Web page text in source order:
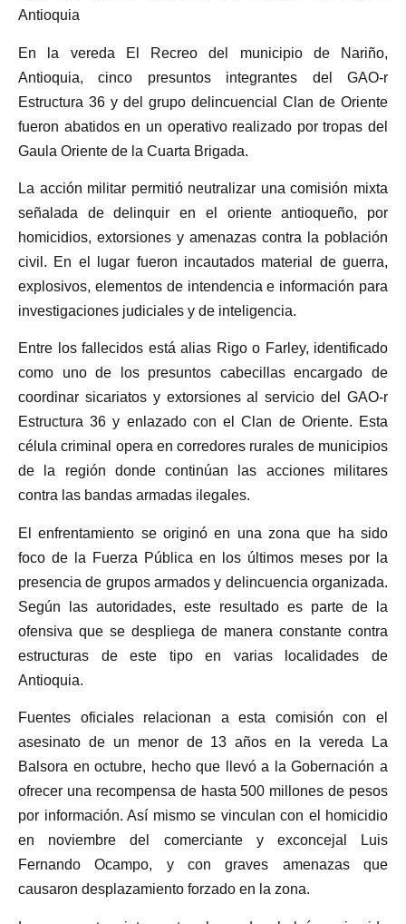
Antioquia
En la vereda El Recreo del municipio de Nariño,
Antioquia, cinco presuntos integrantes del GAO-r
Estructura 36 y del grupo delincuencial Clan de Oriente
fueron abatidos en un operativo realizado por tropas del
Gaula Oriente de la Cuarta Brigada.
La acción militar permitió neutralizar una comisión mixta
señalada de delinquir en el oriente antioqueño, por
homicidios, extorsiones y amenazas contra la población
civil. En el lugar fueron incautados material de guerra,
explosivos, elementos de intendencia e información para
investigaciones judiciales y de inteligencia.
Entre los fallecidos está alias Rigo o Farley, identificado
como uno de los presuntos cabecillas encargado de
coordinar sicariatos y extorsiones al servicio del GAO-r
Estructura 36 y enlazado con el Clan de Oriente. Esta
célula criminal opera en corredores rurales de municipios
de la región donde continúan las acciones militares
contra las bandas armadas ilegales.
El enfrentamiento se originó en una zona que ha sido
foco de la Fuerza Pública en los últimos meses por la
presencia de grupos armados y delincuencia organizada.
Según las autoridades, este resultado es parte de la
ofensiva que se despliega de manera constante contra
estructuras de este tipo en varias localidades de
Antioquia.
Fuentes oficiales relacionan a esta comisión con el
asesinato de un menor de 13 años en la vereda La
Balsora en octubre, hecho que llevó a la Gobernación a
ofrecer una recompensa de hasta 500 millones de pesos
por información. Así mismo se vinculan con el homicidio
en noviembre del comerciante y exconcejal Luis
Fernando Ocampo, y con graves amenazas que
causaron desplazamiento forzado en la zona.